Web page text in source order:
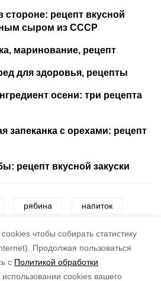
чтобы собирать статистику
Продолжая пользоваться
с Политикой обработки
использовании cookies вашего
стороне: рецепт вкусной
сыром из СССР
маринование, рецепт
для здоровья, рецепты
осени: три рецепта
запеканка с орехами: рецепт
рецепт вкусной закуски
рябина напиток